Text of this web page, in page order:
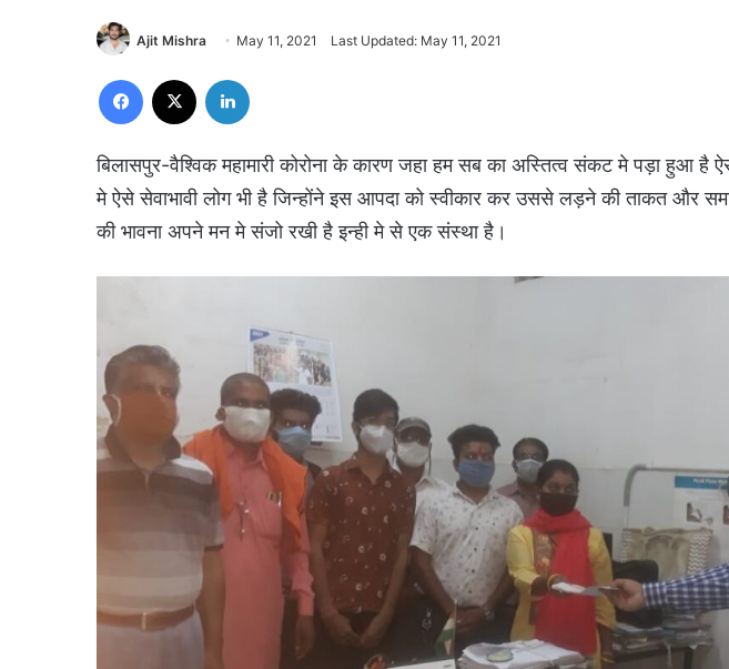
Ajit Mishra May 11, 2021 Last Updated: May 11, 2021
Facebook
बिलासपुर-वैश्विक महामारी कोरोना के कारण जहा हम सब का अस्तित्व संकट मे पड़ा हुआ है
मे ऐसे सेवाभावी लोग भी है जिन्होंने इस आपदा को स्वीकार कर उससे लड़ने की ताकत और
की भावना अपने मन मे संजो रखी है इन्ही मे से एक संस्था है।